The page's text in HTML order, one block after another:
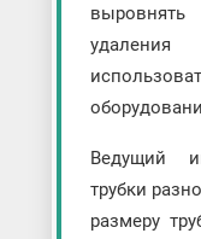
Ведущий
трубки
размеру